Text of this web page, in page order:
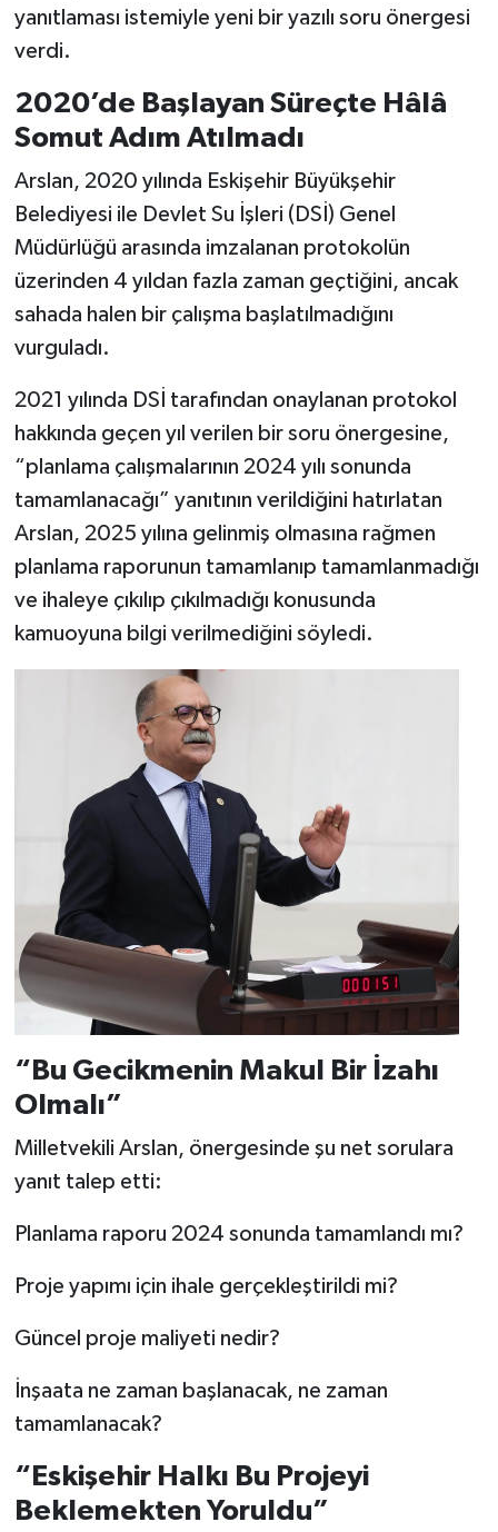
yanıtlaması istemiyle yeni bir yazılı soru önergesi
verdi.
2020’de Başlayan Süreçte Hâlâ
Somut Adım Atılmadı
Arslan, 2020 yılında Eskişehir Büyükşehir
Belediyesi ile Devlet Su İşleri (DSİ) Genel
Müdürlüğü arasında imzalanan protokolün
üzerinden 4 yıldan fazla zaman geçtiğini, ancak
sahada halen bir çalışma başlatılmadığını
vurguladı.
2021 yılında DSİ tarafından onaylanan protokol
hakkında geçen yıl verilen bir soru önergesine,
“planlama çalışmalarının 2024 yılı sonunda
tamamlanacağı” yanıtının verildiğini hatırlatan
Arslan, 2025 yılına gelinmiş olmasına rağmen
planlama raporunun tamamlanıp tamamlanmadığı
ve ihaleye çıkılıp çıkılmadığı konusunda
kamuoyuna bilgi verilmediğini söyledi.
“Bu Gecikmenin Makul Bir İzahı
Olmalı”
Milletvekili Arslan, önergesinde şu net sorulara
yanıt talep etti:
Planlama raporu 2024 sonunda tamamlandı mı?
Proje yapımı için ihale gerçekleştirildi mi?
Güncel proje maliyeti nedir?
İnşaata ne zaman başlanacak, ne zaman
tamamlanacak?
“Eskişehir Halkı Bu Projeyi
Beklemekten Yoruldu”